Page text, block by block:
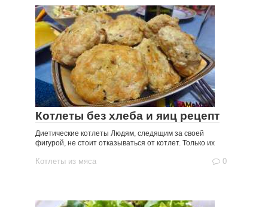
Котлеты без хлеба и яиц рецепт
Диетические котлеты Людям, следящим за своей
фигурой, не стоит отказываться от котлет. Только их
Котлеты из мяса 0